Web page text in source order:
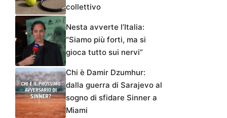
collettivo
Nesta avverte l’Italia:
“Siamo più forti, ma si
gioca tutto sui nervi”
Chi è Damir Dzumhur:
dalla guerra di Sarajevo al
sogno di sfidare Sinner a
Miami